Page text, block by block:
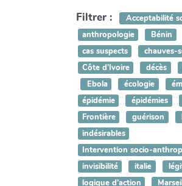
Filtrer :
Acceptabilité
anthropologie
Bénin
cas suspects
chauves-
Côte d’Ivoire
décès
Ebola
écologie
épidémie
épidémies
Frontière
guérison
indésirables
Intervention socio-
invisibilité
italie
logique d’action